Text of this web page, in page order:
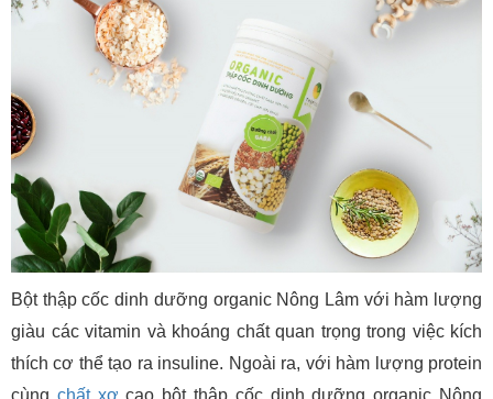
Bột thập cốc dinh dưỡng organic Nông Lâm với hàm lượng
giàu các vitamin và khoáng chất quan trọng trong việc kích
thích cơ thể tạo ra insuline. Ngoài ra, với hàm lượng protein
cùng chất xơ cao bột thập cốc dinh dưỡng organic Nông